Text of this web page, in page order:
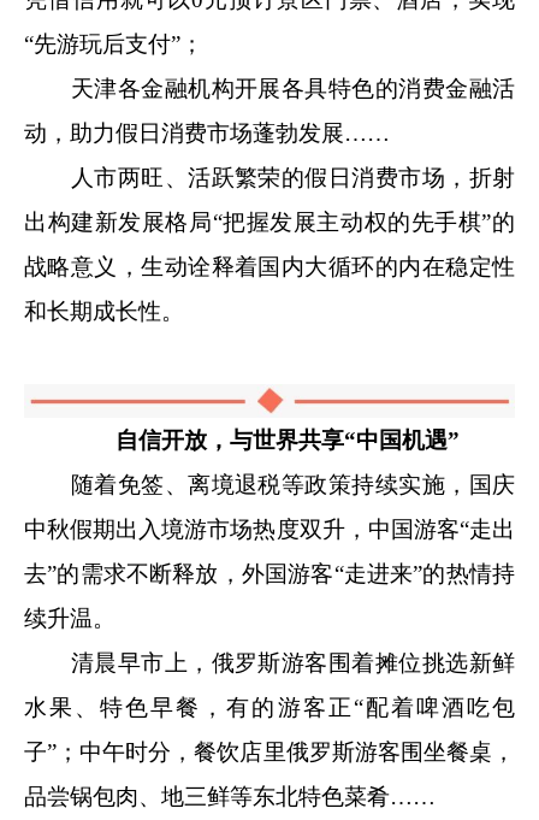
“先游玩后支付”；
天津各金融机构开展各具特色的消费金融活
动，助力假日消费市场蓬勃发展……
人市两旺、活跃繁荣的假日消费市场，折射
出构建新发展格局“把握发展主动权的先手棋”的
战略意义，生动诠释着国内大循环的内在稳定性
和长期成长性。
自信开放，与世界共享“中国机遇”
随着免签、离境退税等政策持续实施，国庆
中秋假期出入境游市场热度双升，中国游客“走出
去”的需求不断释放，外国游客“走进来”的热情持
续升温。
清晨早市上，俄罗斯游客围着摊位挑选新鲜
水果、特色早餐，有的游客正“配着啤酒吃包
子”；中午时分，餐饮店里俄罗斯游客围坐餐桌，
品尝锅包肉、地三鲜等东北特色菜肴……